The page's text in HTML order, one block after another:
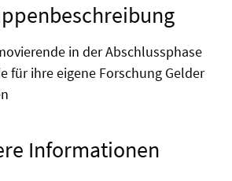
in der Abschlussphase
für ihre eigene Forschung Gelder
Informationen